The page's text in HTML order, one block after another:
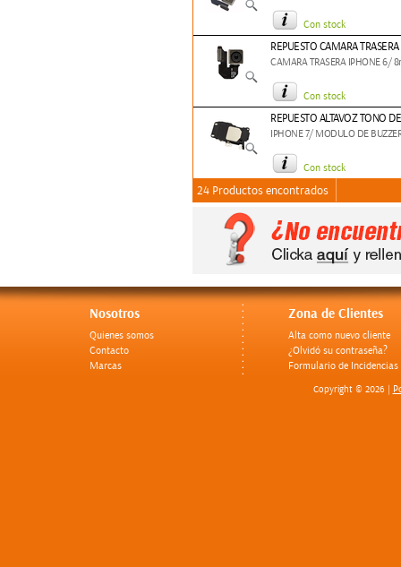
Con stock
REPUESTO CAMARA
CAMARA TRASERA IPHONE 6/
Con stock
REPUESTO ALTAVOZ TONO
IPHONE 7/ MODULO DE
Con stock
24 Productos encontrados
Nosotros
Quienes somos
Contacto
Marcas
Zona de Clientes
Alta como nuevo cliente
¿Olvidó su contraseña?
Formulario de Incidencias
Copyright © 2026 |